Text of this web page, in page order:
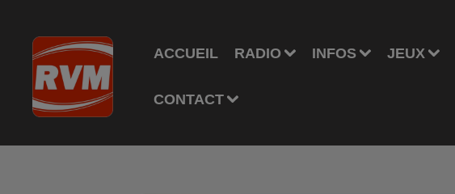
ACCUEIL RADIO INFOS JEUX
CONTACT